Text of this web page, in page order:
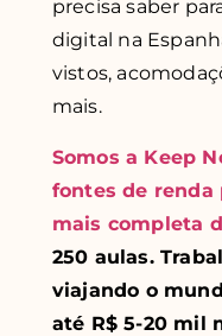
precisa saber
digital na
vistos,
mais.
Somos a Keep
fontes de renda
mais completa
250 aulas.
viajando o
até R$ 5-20 mil